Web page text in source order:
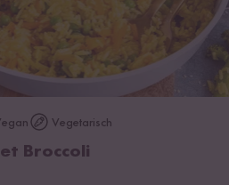
op het recept
Vegetarisch
Broccoli